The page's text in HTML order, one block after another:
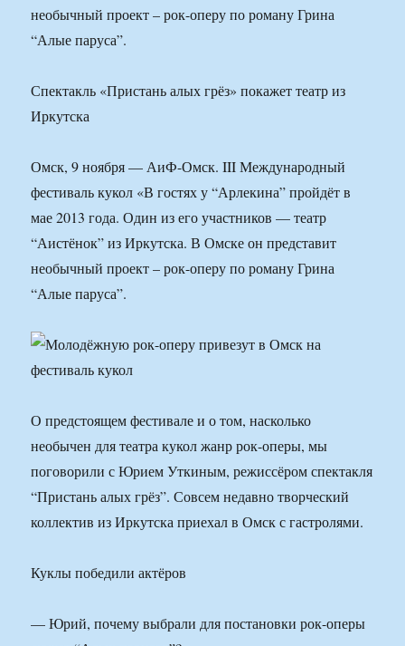
необычный проект – рок-оперу по роману Грина
“Алые паруса”.
Спектакль «Пристань алых грёз» покажет театр из
Иркутска
Омск, 9 ноября — АиФ-Омск. III Международный
фестиваль кукол «В гостях у “Арлекина” пройдёт в
мае 2013 года. Один из его участников — театр
“Аистёнок” из Иркутска. В Омске он представит
необычный проект – рок-оперу по роману Грина
“Алые паруса”.
О предстоящем фестивале и о том, насколько
необычен для театра кукол жанр рок-оперы, мы
поговорили с Юрием Уткиным, режиссёром спектакля
“Пристань алых грёз”. Совсем недавно творческий
коллектив из Иркутска приехал в Омск с гастролями.
Куклы победили актёров
— Юрий, почему выбрали для постановки рок-оперы